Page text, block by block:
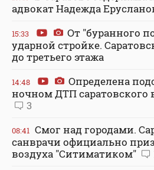
адвокат Надежда
15:33
От "буранного
ударной стройке.
до третьего этажа
14:48
Определена
ночном ДТП саратовского
3
08:41 Смог над городами.
санврачи официально
воздуха "Ситиматиком"